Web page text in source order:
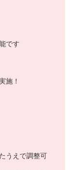
です
施！
うえで調整可